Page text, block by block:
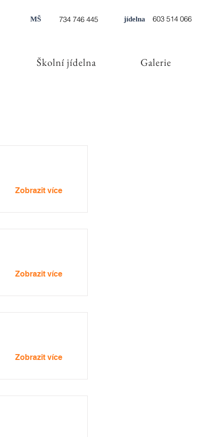
MŠ 734 746 445 jídelna 603 514 066
Školní jídelna Galerie
Zobrazit více
Zobrazit více
Zobrazit více